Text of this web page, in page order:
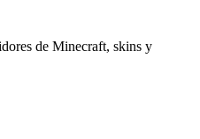
de Minecraft, skins y